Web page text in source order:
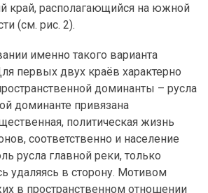
край, располагающийся на южной
(см. рис. 2).
именно такого варианта
первых двух краёв характерно
доминанты – русла
доминанте привязана
политическая жизнь
соответственно и население
русла главной реки, только
удаляясь в сторону. Мотивом
в пространственном отношении